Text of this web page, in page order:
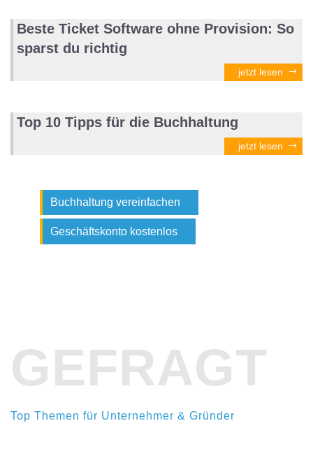
Beste Ticket Software ohne Provision: So
sparst du richtig
jetzt lesen
Top 10 Tipps für die Buchhaltung
jetzt lesen
Buchhaltung vereinfachen
Geschäftskonto kostenlos
GEFRAGT
Top Themen für Unternehmer & Gründer